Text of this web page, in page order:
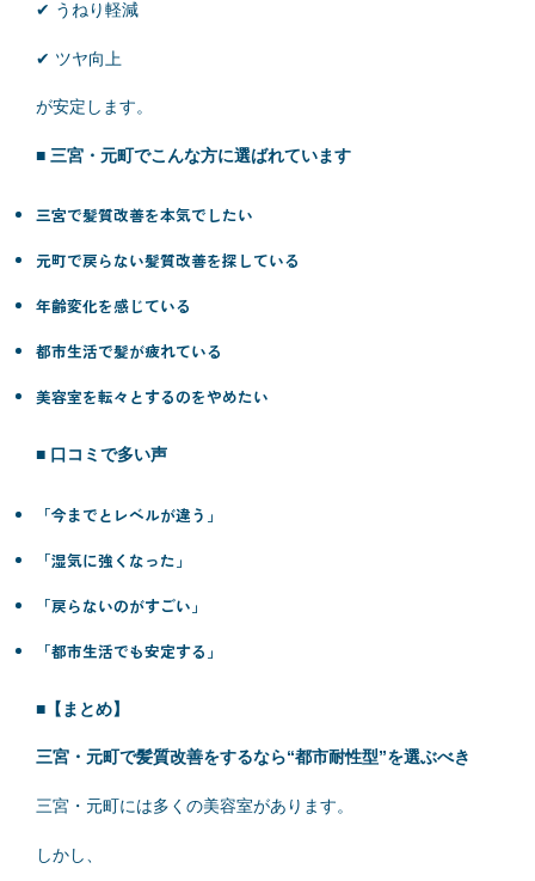
✔ うねり軽減
✔ ツヤ向上
が安定します。
■ 三宮・元町でこんな方に選ばれています
三宮で髪質改善を本気でしたい
元町で戻らない髪質改善を探している
年齢変化を感じている
都市生活で髪が疲れている
美容室を転々とするのをやめたい
■ 口コミで多い声
「今までとレベルが違う」
「湿気に強くなった」
「戻らないのがすごい」
「都市生活でも安定する」
■【まとめ】
三宮・元町で髪質改善をするなら“都市耐性型”を選ぶべき
三宮・元町には多くの美容室があります。
しかし、